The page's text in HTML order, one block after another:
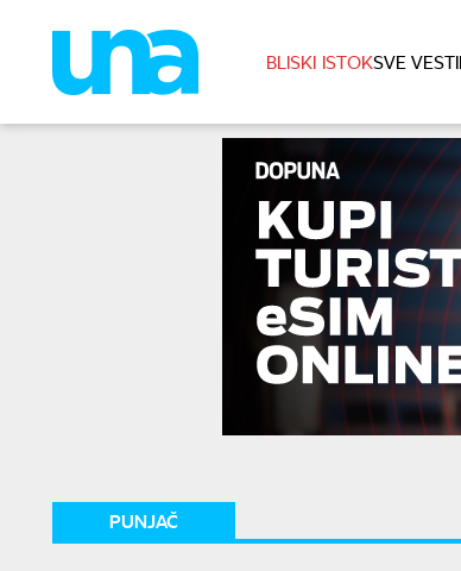
BLISKI ISTOKSVE VESTI
PUNJAČ